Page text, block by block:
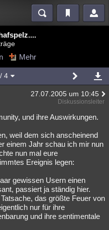
Mystery Kriminalfälle
Technologie Ufologie
Esoterik Literatur
Gaming Filme
Allmystery English
Mehr
/ 4
27.07.2005 um 10:45
Diskussionsleiter
und ihre Auswirkungen.
weil dem sich anscheinend
einem Jahr schau ich mir nun
nun mal eure
Ereignis legen:
gewissen Usern einen
passiert ja ständig hier.
das größte Feuer von
nur für ihre
und ihre sentimentale